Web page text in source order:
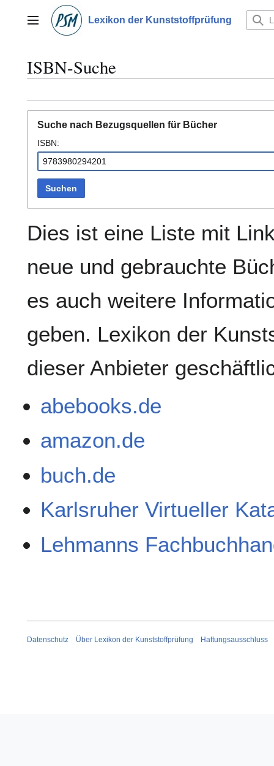
springenHauptmenü Lexikon der Kunststoffprüfung
ISBN-Suche
Suche nach Bezugsquellen für Bücher
ISBN:
Suchen
Dies ist eine Liste mit
neue und gebrauchte
es auch weitere
geben. Lexikon der
dieser Anbieter
abebooks.de
amazon.de
buch.de
Karlsruher Virtueller
Lehmanns
Datenschutz Über Lexikon der Kunststoffprüfung Haftungsausschluss